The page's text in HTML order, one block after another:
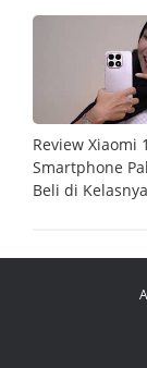
Review Xiaomi
Smartphone
Beli di